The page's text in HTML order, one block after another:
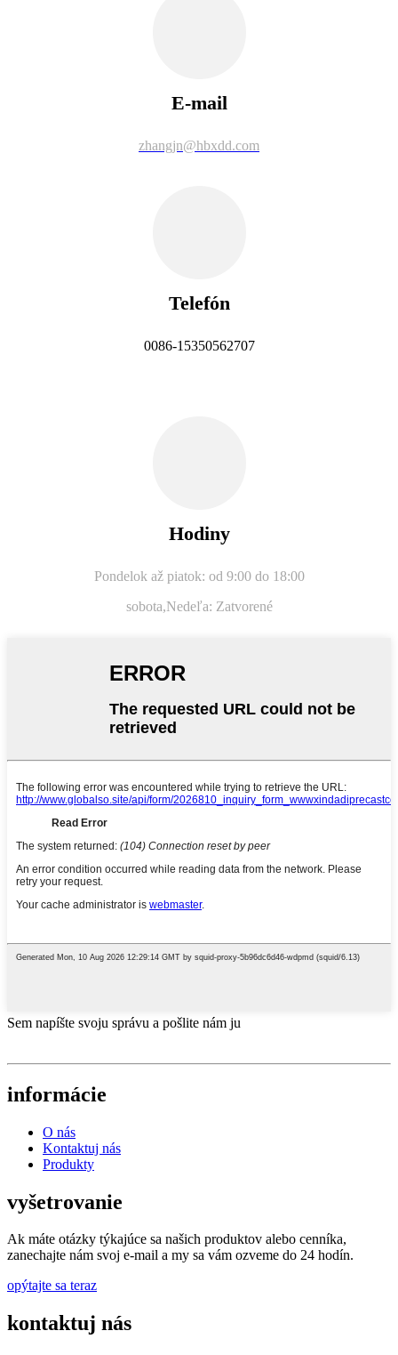
E-mail
zhangjn@hbxdd.com
Telefón
0086-15350562707
Hodiny
Pondelok až piatok: od 9:00 do 18:00
sobota,Nedeľa: Zatvorené
Sem napíšte svoju správu a pošlite nám ju
informácie
O nás
Kontaktuj nás
Produkty
vyšetrovanie
Ak máte otázky týkajúce sa našich produktov alebo cenníka,
zanechajte nám svoj e-mail a my sa vám ozveme do 24 hodín.
opýtajte sa teraz
kontaktuj nás